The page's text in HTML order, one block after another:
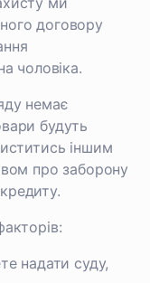
договору
чоловіка.
немає
будуть
іншим
про заборону
надати суду,